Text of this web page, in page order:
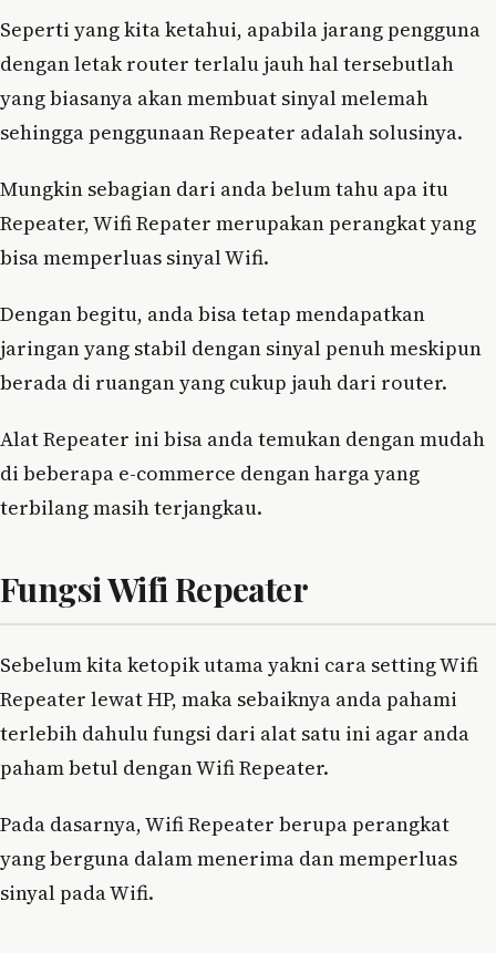
Seperti yang kita ketahui, apabila jarang pengguna
dengan letak router terlalu jauh hal tersebutlah
yang biasanya akan membuat sinyal melemah
sehingga penggunaan Repeater adalah solusinya.
Mungkin sebagian dari anda belum tahu apa itu
Repeater, Wifi Repater merupakan perangkat yang
bisa memperluas sinyal Wifi.
Dengan begitu, anda bisa tetap mendapatkan
jaringan yang stabil dengan sinyal penuh meskipun
berada di ruangan yang cukup jauh dari router.
Alat Repeater ini bisa anda temukan dengan mudah
di beberapa e-commerce dengan harga yang
terbilang masih terjangkau.
Fungsi Wifi Repeater
Sebelum kita ketopik utama yakni cara setting Wifi
Repeater lewat HP, maka sebaiknya anda pahami
terlebih dahulu fungsi dari alat satu ini agar anda
paham betul dengan Wifi Repeater.
Pada dasarnya, Wifi Repeater berupa perangkat
yang berguna dalam menerima dan memperluas
sinyal pada Wifi.